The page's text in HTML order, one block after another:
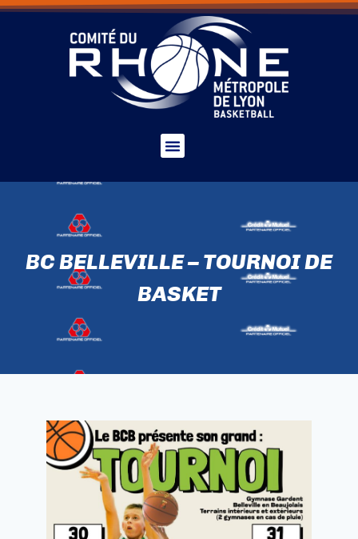
BC BELLEVILLE – TOURNOI DE
BASKET